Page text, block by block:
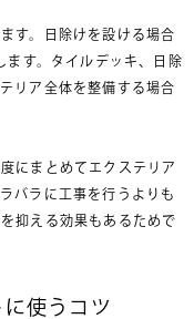
す。日除けを設ける場合
す。タイルデッキ、日除
リア全体を整備する場合
にまとめてエクステリア
バラに工事を行うよりも
抑える効果もあるためで
使うコツ